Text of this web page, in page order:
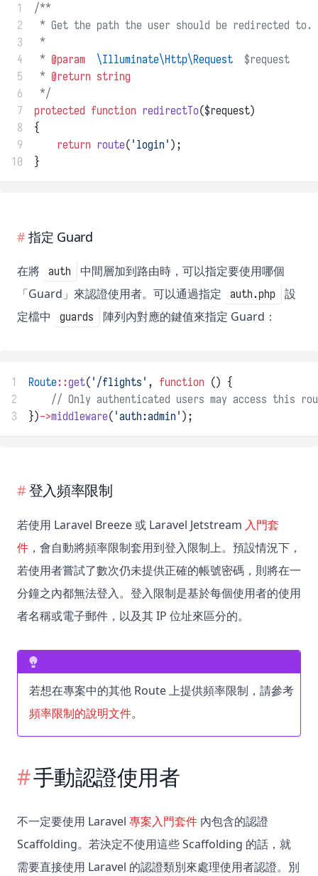
1
/**
2
* Get the path the user should be redirected to.
3
*
4
* @param \Illuminate\Http\Request
  $request
5
* @return string
6
*/
7
protected function redirectTo($request)
8
{
9
return route( 'login' );
10
}
指定 Guard
在將 auth
中間層加到路由時，可以指定要使用哪個
「Guard」來認證使用者。可以通過指定
auth.php
設
定檔中
guards 陣列內對應的鍵值來指定 Guard：
1 Route::get( '/flights' , function () {
2
// Only authenticated users may access this
3
})->middleware( 'auth:admin' );
登入頻率限制
若使用 Laravel Breeze 或 Laravel Jetstream 入門套
件 ，會自動將頻率限制套用到登入限制上。預設情況下，
若使用者嘗試了數次仍未提供正確的帳號密碼，則將在一
分鐘之內都無法登入。登入限制是基於每個使用者的使用
者名稱或電子郵件，以及其 IP 位址來區分的。
若想在專案中的其他 Route 上提供頻率限制，請參考
頻率限制的說明文件。
手動認證使用者
不一定要使用 Laravel 專案入門套件 內包含的認證
Scaffolding。若決定不使用這些 Scaffolding 的話，就
需要直接使用 Laravel 的認證類別來處理使用者認證。別